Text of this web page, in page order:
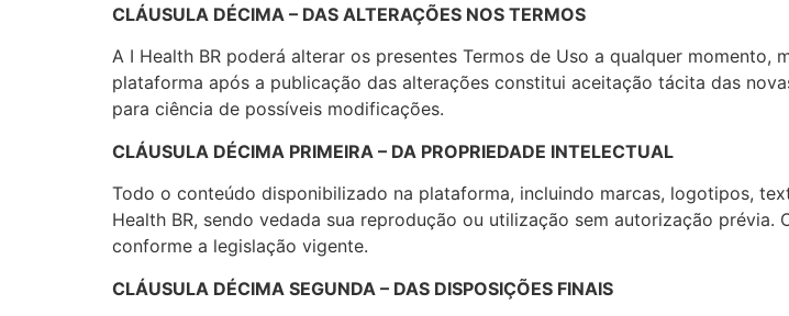
CLÁUSULA DÉCIMA – DAS ALTERAÇÕES NOS TERMOS
A I Health BR poderá alterar os presentes Termos de Uso a qualquer
plataforma após a publicação das alterações constitui aceitação tácita das
para ciência de possíveis modificações.
CLÁUSULA DÉCIMA PRIMEIRA – DA PROPRIEDADE INTELECTUAL
Todo o conteúdo disponibilizado na plataforma, incluindo marcas, logotipos,
Health BR, sendo vedada sua reprodução ou utilização sem autorização
conforme a legislação vigente.
CLÁUSULA DÉCIMA SEGUNDA – DAS DISPOSIÇÕES FINAIS